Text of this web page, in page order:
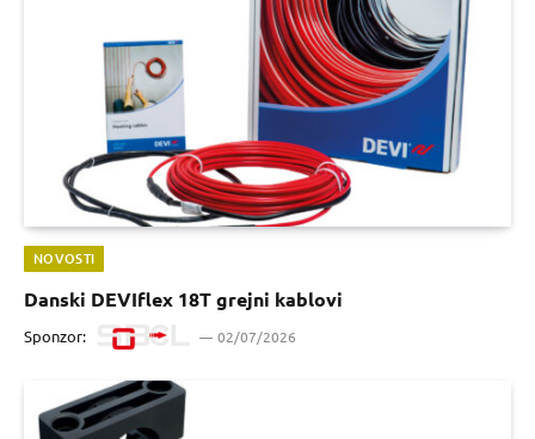
NOVOSTI
Danski DEVIflex 18T grejni kablovi
Sponzor: 02/07/2026